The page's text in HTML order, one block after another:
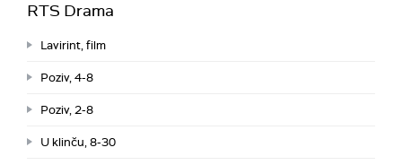
RTS Drama
Lavirint, film
Poziv, 4-8
Poziv, 2-8
U klinču, 8-30